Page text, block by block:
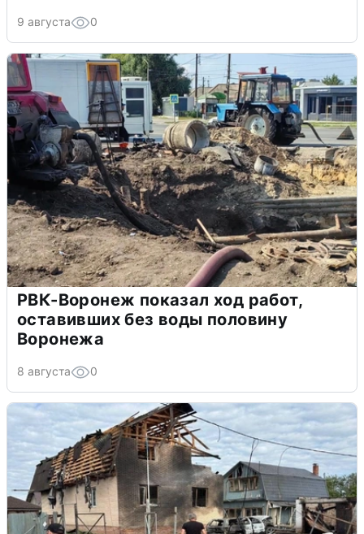
9 августа 0
РВК-Воронеж показал ход работ,
оставивших без воды половину
Воронежа
8 августа 0